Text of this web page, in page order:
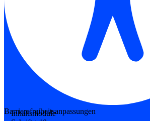
Barrierefreiheitsanpassungen
Inhaltsmodule